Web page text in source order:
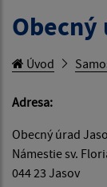
Obecný
Úvod
Adresa:
Obecný úrad
Námestie sv.
044 23 Jasov